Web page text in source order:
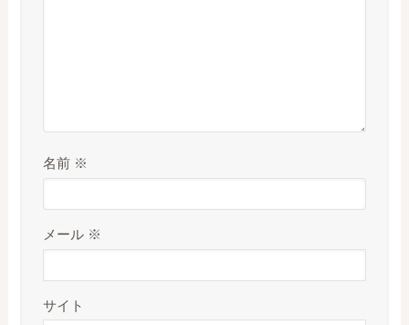
名前 ※
メール ※
サイト